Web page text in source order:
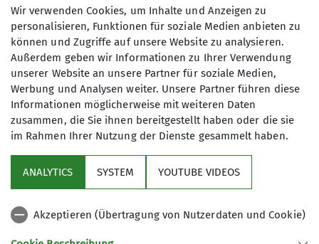
einzelnen Touren werden nach
Anmeldung bekannt gegeben.
Die Teilnehmerzahl (4 Personen
mindestens) ist grundsätzlich auf
maximal 8 Personen begrenzt, kann
aber, falls ein weiterer Übungsleiter
dabei ist, erweitert werden.
Auch 2024 bieten wir wieder
verschiedene Touren- und
Trainingsausfahrten zusätzlich zu den
hier ausgeschriebenen Terminen an.
eigene Kosten.
Werden Unterkünfte benötigt werde ich vor
der Buchung die Kosten mitteilen.
Maximale Teilnehmeranzahl
3
Sektion
Wir verwenden Cookies, um Inhalte und Anzeigen zu
personalisieren, Funktionen für soziale Medien anbieten zu
können und Zugriffe auf unsere Website zu analysieren.
Außerdem geben wir Informationen zu Ihrer Verwendung
unserer Website an unsere Partner für soziale Medien,
Werbung und Analysen weiter. Unsere Partner führen diese
Informationen möglicherweise mit weiteren Daten
zusammen, die Sie ihnen bereitgestellt haben oder die sie
im Rahmen Ihrer Nutzung der Dienste gesammelt haben.
ANALYTICS SYSTEM YOUTUBE VIDEOS
Akzeptieren (Übertragung von Nutzerdaten und Cookie)